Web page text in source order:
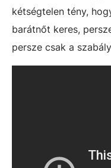
kétségtelen tény,
barátnőt keres,
persze csak a